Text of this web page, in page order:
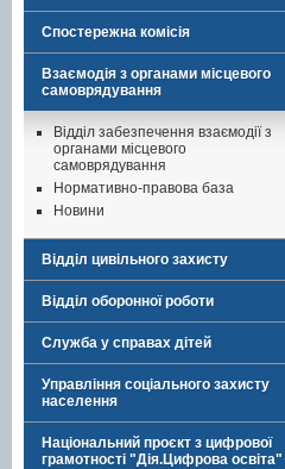
Спостережна комісія
Взаємодія з органами місцевого
самоврядування
Відділ забезпечення взаємодії з
органами місцевого
самоврядування
Нормативно-правова база
Новини
Відділ цивільного захисту
Відділ оборонної роботи
Служба у справах дітей
Управління соціального захисту
населення
Національний проєкт з цифрової
грамотності "Дія.Цифрова освіта"